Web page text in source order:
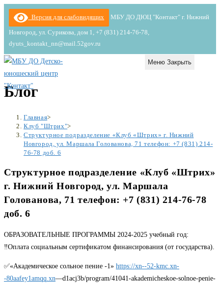
Перейти
содержимому
Версия для слабовидящих МБУ ДО ДЮЦ "Контакт" г. Нижний
Новгород, ул. Сурикова, дом 1, +7 (831) 214-76-78,
dyuts_kontakt_nn@mail.52gov.ru
Меню Закрыть
Блог
Главная>
Клуб "Штрих">
Структурное подразделение «Клуб «Штрих» г. Нижний
Новгород, ул. Маршала Голованова, 71 телефон: +7 (831) 214-
76-78 доб. 6
Структурное подразделение «Клуб «Штрих»
г. Нижний Новгород, ул. Маршала
Голованова, 71 телефон: +7 (831) 214-76-78
доб. 6
ОБРАЗОВАТЕЛЬНЫЕ ПРОГРАММЫ 2024-2025 учебный год:
‼Оплата социальным сертификатом финансирования (от государства).
✅«Академическое сольное пение -1» https://xn--52-kmc.xn-
-80aafey1amqq.xn—d1acj3b/program/41041-akademicheskoe-solnoe-penie-